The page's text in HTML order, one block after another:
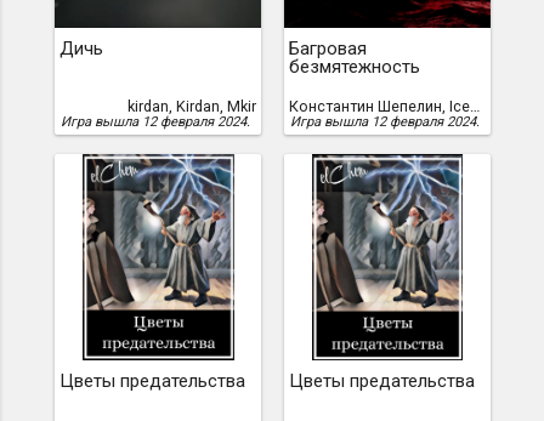
Дичь
kirdan, Kirdan, Mkir
Игра вышла 12 февраля 2024.
Багровая
безмятежность
Константин Шепелин, Icemar
Игра вышла 12 февраля 2024.
Цветы предательства Цветы предательства